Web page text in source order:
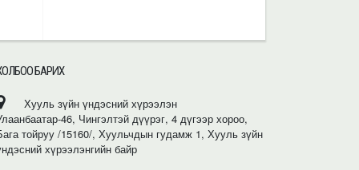
БАРИХ
Хууль зүйн үндэсний хүрээлэн
46, Чингэлтэй дүүрэг, 4 дүгээр хороо,
тойруу /15160/, Хуульчдын гудамж 1, Хууль зүйн
хүрээлэнгийн байр